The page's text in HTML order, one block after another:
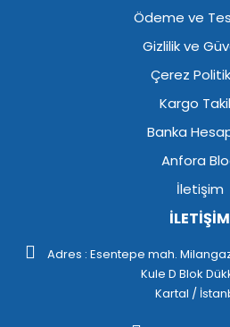
Ödeme ve
Gizlilik ve
Çerez
Kargo
Banka
Anfora
İletişim
İLETİŞİM
Adres : Esentepe mah.
Kule D Blok
Kartal /